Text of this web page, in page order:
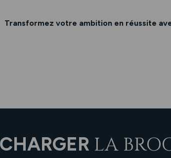
Transformez votre ambition en réussite
LA